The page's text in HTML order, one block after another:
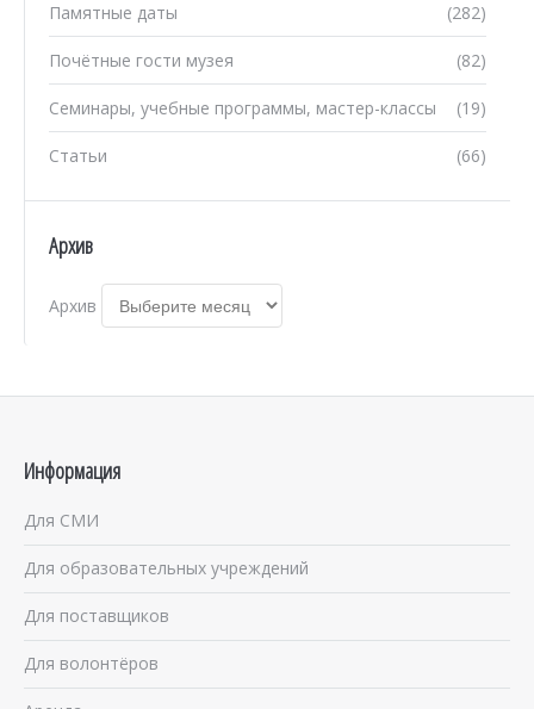
(282)
Памятные даты
(82)
Почётные гости музея
(19)
Семинары, учебные программы, мастер-классы
(66)
Статьи
Архив
Архив
Информация
Для СМИ
Для образовательных учреждений
Для поставщиков
Для волонтёров